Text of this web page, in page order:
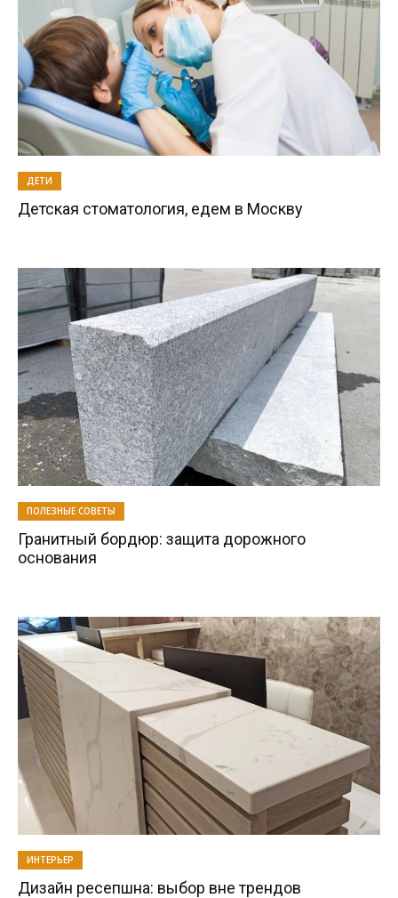
ДЕТИ
Детская стоматология, едем в Москву
ПОЛЕЗНЫЕ СОВЕТЫ
Гранитный бордюр: защита дорожного
основания
ИНТЕРЬЕР
Дизайн ресепшна: выбор вне трендов